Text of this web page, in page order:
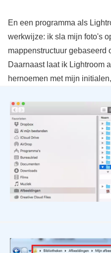
En een programma als
werkwijze: ik sla mijn foto's
mappenstructuur gebaseerd
Daarnaast laat ik Lightroom
hernoemen met mijn